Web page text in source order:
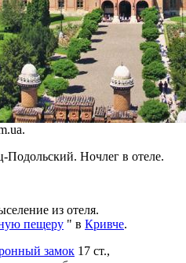
Ночлег в отеле.
из отеля.
пещеру " в Кривче.
замок 17 ст.,